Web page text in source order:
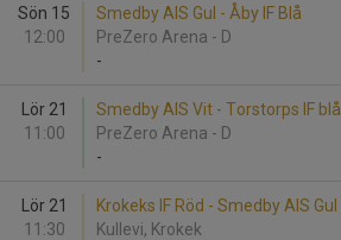
Sön 15
12:00
Smedby AIS Gul - Åby IF Blå
PreZero Arena - D
-
Lör 21
11:00
Smedby AIS Vit - Torstorps IF blå
PreZero Arena - D
-
Lör 21
11:30
Krokeks IF Röd - Smedby AIS Gul
Kullevi, Krokek